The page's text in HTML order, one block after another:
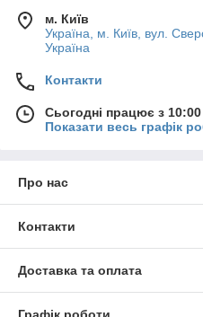
м. Київ
Україна, м. Київ, вул.
Україна
Контакти
Сьогодні працює з
Показати весь графік
Про нас
Контакти
Доставка та оплата